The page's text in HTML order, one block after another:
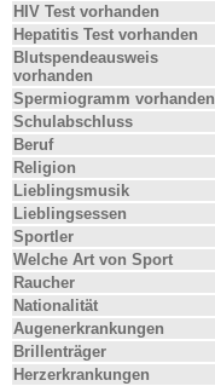
HIV Test vorhanden
Hepatitis Test vorhanden
Blutspendeausweis
vorhanden
Spermiogramm vorhanden
Schulabschluss
Beruf
Religion
Lieblingsmusik
Lieblingsessen
Sportler
Welche Art von Sport
Raucher
Nationalität
Augenerkrankungen
Brillenträger
Herzerkrankungen